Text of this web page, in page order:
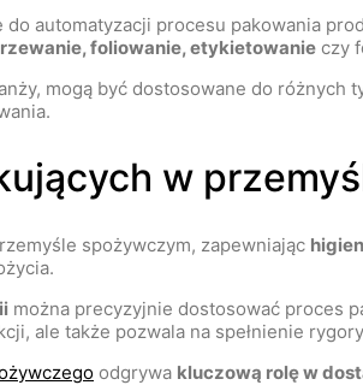
automatyzacji procesu pakowania
foliowanie, etykietowanie czy
mogą być dostosowane do różnych
w
spożywczym, zapewniając
można precyzyjnie dostosować proces
ale także pozwala na spełnienie
odgrywa kluczową rolę w